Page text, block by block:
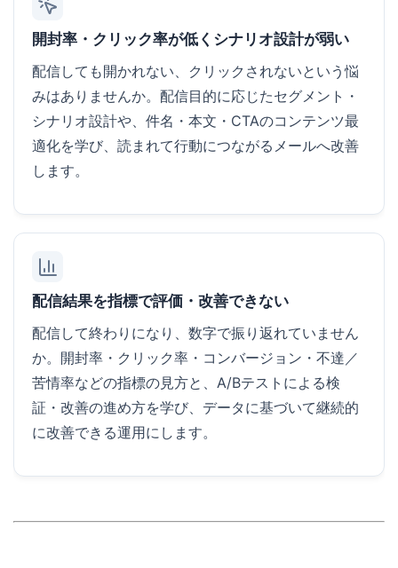
開封率・クリック率が低くシナリオ設計が弱い
配信しても開かれない、クリックされないという悩
みはありませんか。配信目的に応じたセグメント・
シナリオ設計や、件名・本文・CTAのコンテンツ最
適化を学び、読まれて行動につながるメールへ改善
します。
配信結果を指標で評価・改善できない
配信して終わりになり、数字で振り返れていません
か。開封率・クリック率・コンバージョン・不達／
苦情率などの指標の見方と、A/Bテストによる検
証・改善の進め方を学び、データに基づいて継続的
に改善できる運用にします。